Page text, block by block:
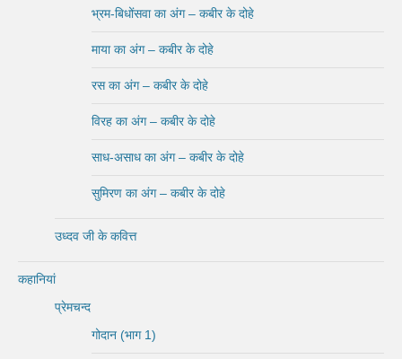
भ्रम-बिधोंसवा का अंग – कबीर के दोहे
माया का अंग – कबीर के दोहे
रस का अंग – कबीर के दोहे
विरह का अंग – कबीर के दोहे
साध-असाध का अंग – कबीर के दोहे
सुमिरण का अंग – कबीर के दोहे
उध्दव जी के कवित्त
कहानियां
प्रेमचन्द
गोदान (भाग 1)